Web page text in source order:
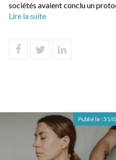
sociétés avaient conclu un
Lire la suite
Publié le :31/